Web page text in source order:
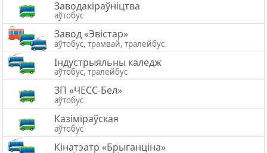
Заводакіраўніцтва
аўтобус
Завод «Эвістар»
аўтобус, трамвай, тралейбус
Індустрыяльны каледж
аўтобус, тралейбус
ЗП «ЧЕСС-Бел»
аўтобус
Казіміраўская
аўтобус
Кінатэатр «Брыганціна»